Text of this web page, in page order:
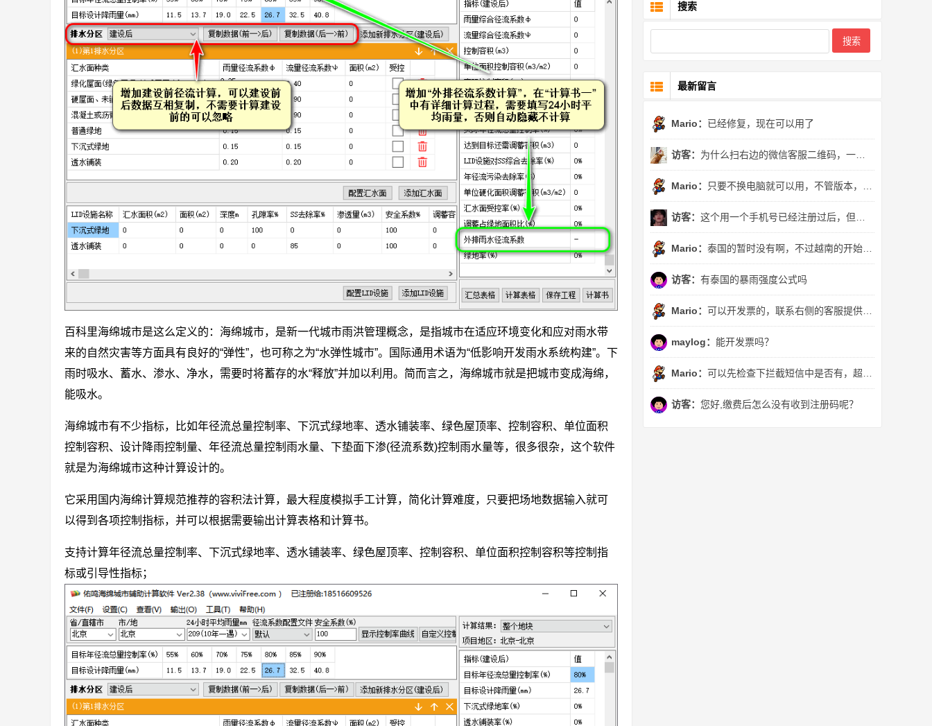
百科里海绵城市是这么定义的：海绵城市，是新一代城市雨洪管理概念，是指城市在适应环境变化和应对雨水带
来的自然灾害等方面具有良好的“弹性”，也可称之为“水弹性城市”。国际通用术语为“低影响开发雨水系统构建”。下
雨时吸水、蓄水、渗水、净水，需要时将蓄存的水“释放”并加以利用。简而言之，海绵城市就是把城市变成海绵，
能吸水。
海绵城市有不少指标，比如年径流总量控制率、下沉式绿地率、透水铺装率、绿色屋顶率、控制容积、单位面积
控制容积、设计降雨控制量、年径流总量控制雨水量、下垫面下渗(径流系数)控制雨水量等，很多很杂，这个软件
就是为海绵城市这种计算设计的。
它采用国内海绵计算规范推荐的容积法计算，最大程度模拟手工计算，简化计算难度，只要把场地数据输入就可
以得到各项控制指标，并可以根据需要输出计算表格和计算书。
支持计算年径流总量控制率、下沉式绿地率、透水铺装率、绿色屋顶率、控制容积、单位面积控制容积等控制指
标或引导性指标；
搜索
最新留言
Mario： 已经修复，现在可以用了
访客： 为什么扫右边的微信客服二维码，一直跳转到这个页面?
Mario： 只要不换电脑就可以用，不管版本，否则需要另买了。或者购买了“不限设备版”也可以换任意电脑使用
访客： 这个用一个手机号已经注册过后，但是暴雨i强度公式版本不一样，还可以用吗
Mario： 泰国的暂时没有啊，不过越南的开始收录了^_^
访客： 有泰国的暴雨强度公式吗
Mario： 可以开发票的，联系右侧的客服提供订单号就可以了
maylog： 能开发票吗？
Mario： 可以先检查下拦截短信中是否有，超出3分钟没有收到，可以QQ联系右侧的客服。直接提供注册手机号或者订单号就行
访客： 您好,缴费后怎么没有收到注册码呢？